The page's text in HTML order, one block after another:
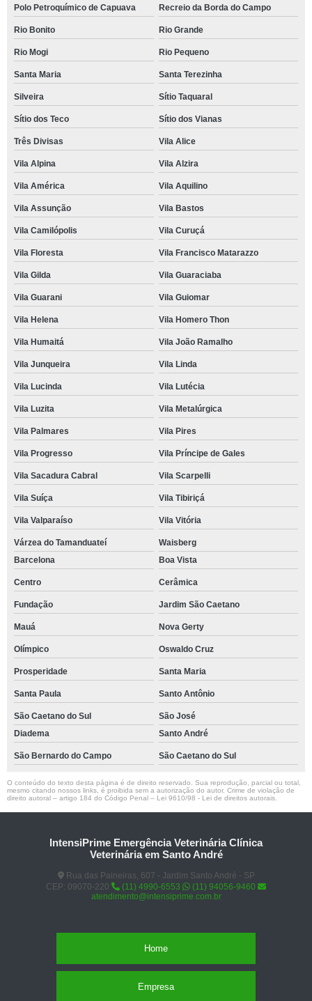
Polo Petroquímico de Capuava Recreio da Borda do Campo
Rio Bonito Rio Grande
Rio Mogi Rio Pequeno
Santa Maria Santa Terezinha
Silveira Sítio Taquaral
Sítio dos Teco Sítio dos Vianas
Três Divisas Vila Alice
Vila Alpina Vila Alzira
Vila América Vila Aquilino
Vila Assunção Vila Bastos
Vila Camilópolis Vila Curuçá
Vila Floresta Vila Francisco Matarazzo
Vila Gilda Vila Guaraciaba
Vila Guarani Vila Guiomar
Vila Helena Vila Homero Thon
Vila Humaitá Vila João Ramalho
Vila Junqueira Vila Linda
Vila Lucinda Vila Lutécia
Vila Luzita Vila Metalúrgica
Vila Palmares Vila Pires
Vila Progresso Vila Príncipe de Gales
Vila Sacadura Cabral Vila Scarpelli
Vila Suíça Vila Tibiriçá
Vila Valparaíso Vila Vitória
Várzea do Tamanduateí
Waisberg
Barcelona
Boa Vista
Centro Cerâmica
Fundação Jardim São Caetano
Mauá Nova Gerty
Olímpico Oswaldo Cruz
Prosperidade Santa Maria
Santa Paula Santo Antônio
São Caetano do Sul
São José
Diadema
Santo André
São Bernardo do Campo São Caetano do Sul
O conteúdo do texto desta página é de direito reservado. Sua reprodução, parcial ou total,
mesmo citando nossos links, é proibida sem a autorização do autor. Crime de violação de
direito autoral – artigo 184 do Código Penal – Lei 9610/98 - Lei de direitos autorais
IntensiPrime Emergência Veterinária Clínica
Veterinária em Santo André
Rua das Paineiras, 607 - Jardim Santo André - SP
CEP: 09070-220
(11) 4990-6553
(11) 94056-9460
atendimento@intensiprime.com.br
Home
Empresa